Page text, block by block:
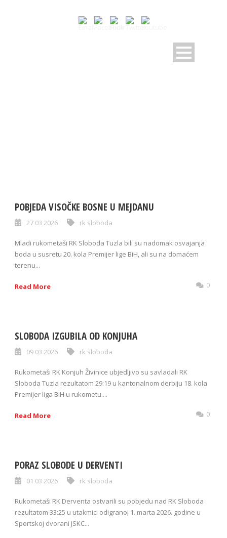
POBJEDA VISOČKE BOSNE U MEJDANU
27 03 2026 rk sloboda
Mladi rukometaši RK Sloboda Tuzla bili su nadomak osvajanja
boda u susretu 20. kola Premijer lige BiH, ali su na domaćem
terenu...
Read More 0
SLOBODA IZGUBILA OD KONJUHA
09 03 2026 rk sloboda
Rukometaši RK Konjuh Živinice ubjedljivo su savladali RK
Sloboda Tuzla rezultatom 29:19 u kantonalnom derbiju 18. kola
Premijer liga BiH u rukometu....
Read More 0
PORAZ SLOBODE U DERVENTI
01 03 2026 rk sloboda
Rukometaši RK Derventa ostvarili su pobjedu nad RK Sloboda
rezultatom 33:25 u utakmici odigranoj 1. marta 2026. godine u
Sportskoj dvorani JSKC...